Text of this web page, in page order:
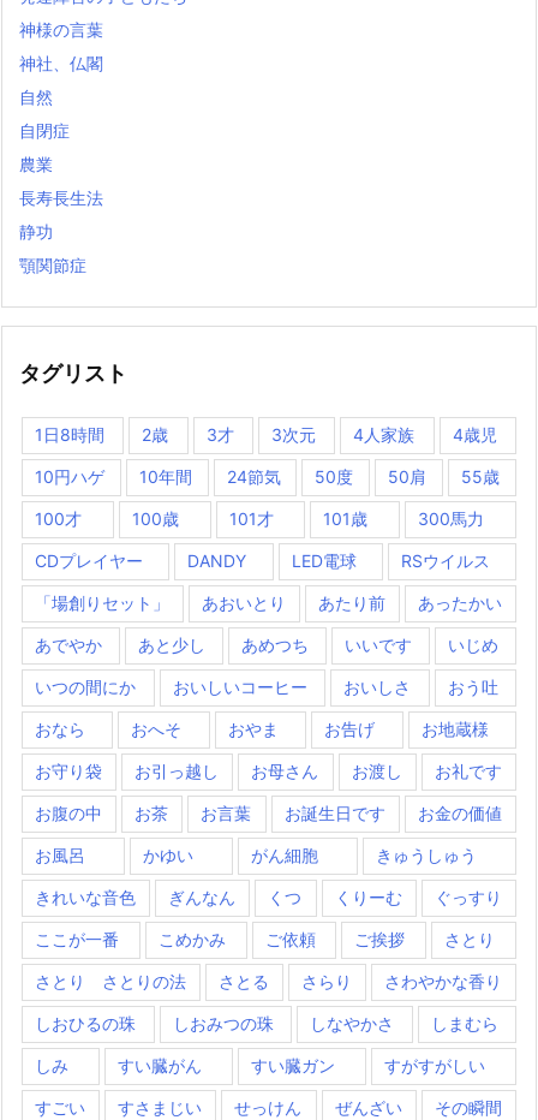
神様の言葉
神社、仏閣
自然
自閉症
農業
長寿長生法
静功
顎関節症
タグリスト
1日8時間 2歳 3才 3次元 4人家族 4歳児
10円ハゲ 10年間 24節気 50度 50肩 55歳
100才 100歳 101才 101歳 300馬力
CDプレイヤー DANDY LED電球 RSウイルス
「場創りセット」 あおいとり あたり前 あったかい
あでやか あと少し あめつち いいです いじめ
いつの間にか おいしいコーヒー おいしさ おう吐
おなら おへそ おやま お告げ お地蔵様
お守り袋 お引っ越し お母さん お渡し お礼です
お腹の中 お茶 お言葉 お誕生日です お金の価値
お風呂 かゆい がん細胞 きゅうしゅう
きれいな音色 ぎんなん くつ くりーむ ぐっすり
ここが一番 こめかみ ご依頼 ご挨拶 さとり
さとり さとりの法 さとる さらり さわやかな香り
しおひるの珠 しおみつの珠 しなやかさ しまむら
しみ すい臓がん すい臓ガン すがすがしい
すごい すさまじい せっけん ぜんざい その瞬間